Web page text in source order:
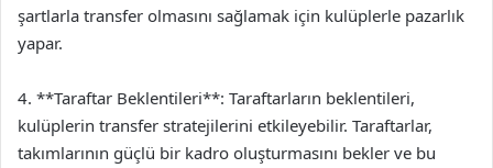
şartlarla transfer olmasını sağlamak için kulüplerle pazarlık
yapar.
4. **Taraftar Beklentileri**: Taraftarların beklentileri,
kulüplerin transfer stratejilerini etkileyebilir. Taraftarlar,
takımlarının güçlü bir kadro oluşturmasını bekler ve bu